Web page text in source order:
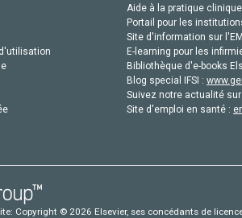
Aide à la pratique
Portail pour les
Site d'information sur
E-learning pour les
Bibliothèque d'e-books
Blog special IFSI :
Suivez notre actualité
Site d'emploi en santé :
Copyright © 2026 Elsevier, ses concédants de